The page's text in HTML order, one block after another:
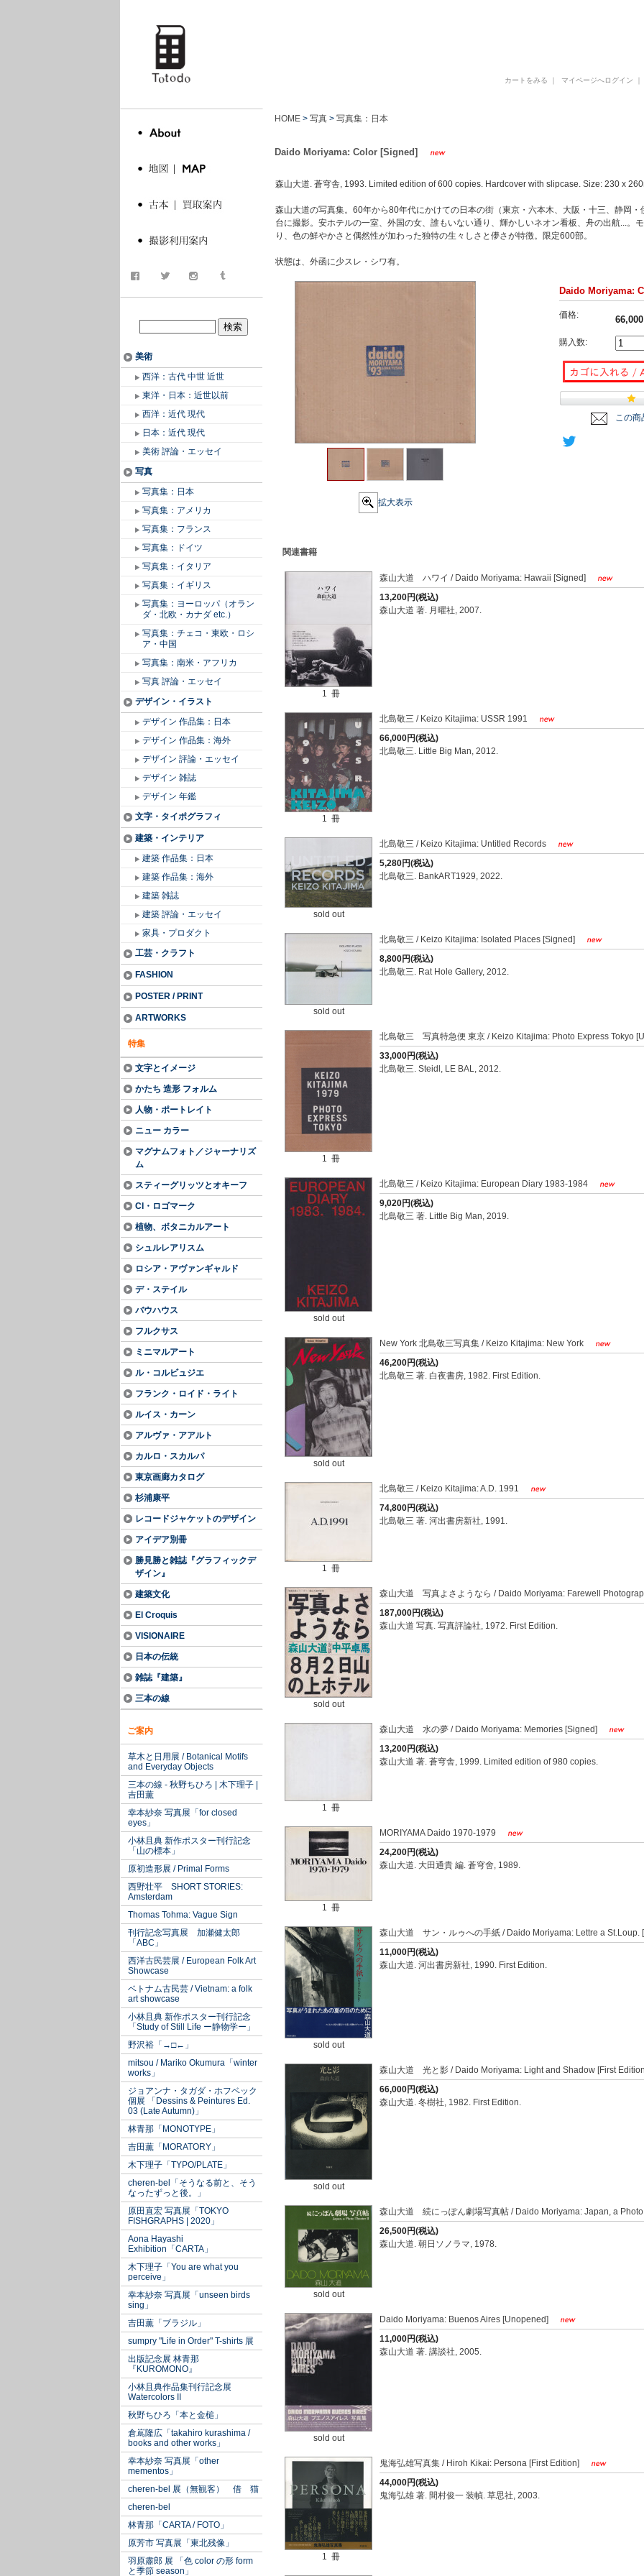
カートをみる マイページへログイン
美術
西洋：古代 中世 近世
東洋・日本：近世以前
西洋：近代 現代
日本：近代 現代
美術 評論・エッセイ
写真
写真集：日本
写真集：アメリカ
写真集：フランス
写真集：ドイツ
写真集：イタリア
写真集：イギリス
写真集：ヨーロッパ（オラン
ダ・北欧・カナダ etc.）
写真集：チェコ・東欧・ロシ
ア・中国
写真集：南米・アフリカ
写真 評論・エッセイ
デザイン・イラスト
デザイン 作品集：日本
デザイン 作品集：海外
デザイン 評論・エッセイ
デザイン 雑誌
デザイン 年鑑
文字・タイポグラフィ
建築・インテリア
建築 作品集：日本
建築 作品集：海外
建築 雑誌
建築 評論・エッセイ
家具・プロダクト
工芸・クラフト
FASHION
POSTER / PRINT
ARTWORKS
特集
文字とイメージ
かたち 造形 フォルム
人物・ポートレイト
ニュー カラー
マグナムフォト／ジャーナリズ
ム
スティーグリッツとオキーフ
CI・ロゴマーク
植物、ボタニカルアート
シュルレアリスム
ロシア・アヴァンギャルド
デ・ステイル
バウハウス
フルクサス
ミニマルアート
ル・コルビュジエ
フランク・ロイド・ライト
ルイス・カーン
アルヴァ・アアルト
カルロ・スカルパ
東京画廊カタログ
杉浦康平
レコードジャケットのデザイン
アイデア別冊
勝見勝と雑誌『グラフィックデ
ザイン』
建築文化
El Croquis
VISIONAIRE
日本の伝統
雑誌『建築』
三本の線
ご案内
草木と日用展 / Botanical Motifs
and Everyday Objects
三本の線 - 秋野ちひろ | 木下理子 |
吉田薫
幸本紗奈 写真展「for closed
eyes」
小林且典 新作ポスター刊行記念
「山の標本」
原初造形展 / Primal Forms
西野壮平 SHORT STORIES:
Amsterdam
Thomas Tohma: Vague Sign
刊行記念写真展 加瀬健太郎
「ABC」
西洋古民芸展 / European Folk Art
Showcase
ベトナム古民芸 / Vietnam: a folk
art showcase
小林且典 新作ポスター刊行記念
「Study of Still Life ー静物学ー」
野沢裕「→□←」
mitsou / Mariko Okumura「winter
works」
ジョアンナ・タガダ・ホフベック
個展 「Dessins & Peintures Ed.
03 (Late Autumn)」
林青那「MONOTYPE」
吉田薫「MORATORY」
木下理子「TYPO/PLATE」
cheren-bel「そうなる前と、そう
なったずっと後。」
原田直宏 写真展「TOKYO
FISHGRAPHS | 2020」
Aona Hayashi
Exhibition「CARTA」
木下理子「You are what you
perceive」
幸本紗奈 写真展「unseen birds
sing」
吉田薫「ブラジル」
sumpry "Life in Order" T-shirts 展
出版記念展 林青那
『KUROMONO』
小林且典作品集刊行記念展
Watercolors II
秋野ちひろ「本と金槌」
倉嶌隆広「takahiro kurashima /
books and other works」
幸本紗奈 写真展「other
mementos」
cheren-bel 展（無観客） 借 猫
cheren-bel
林青那「CARTA / FOTO」
原芳市 写真展「東北残像」
羽原肅郎 展 「色 color の形 form
と季節 season」
HOME > 写真 > 写真集：日本
Daido Moriyama: Color [Signed]
森山大道. 蒼穹舎, 1993. Limited edition of 600 copies. Hardcover with slipcase. Size: 230 x
森山大道の写真集。60年から80年代にかけての日本の街（東京・六本木、大阪・十三、静岡
台に撮影。安ホテルの一室、外国の女、誰もいない通り、輝かしいネオン看板、舟の出航...。
り、色の鮮やかさと偶然性が加わった独特の生々しさと儚さが特徴。限定600部。
状態は、外函に少スレ・シワ有。
拡大表示
Daido Moriyama:
価格:
購入数:
この商
関連書籍
1 冊
森山大道 ハワイ / Daido Moriyama: Hawaii [Signed]
13,200円(税込)
森山大道 著. 月曜社, 2007.
1 冊
北島敬三 / Keizo Kitajima: USSR 1991
66,000円(税込)
北島敬三. Little Big Man, 2012.
sold out
北島敬三 / Keizo Kitajima: Untitled Records
5,280円(税込)
北島敬三. BankART1929, 2022.
sold out
北島敬三 / Keizo Kitajima: Isolated Places [Signed]
8,800円(税込)
北島敬三. Rat Hole Gallery, 2012.
1 冊
北島敬三 写真特急便 東京 / Keizo Kitajima: Photo Express Tokyo
33,000円(税込)
北島敬三. Steidl, LE BAL, 2012.
sold out
北島敬三 / Keizo Kitajima: European Diary 1983-1984
9,020円(税込)
北島敬三 著. Little Big Man, 2019.
sold out
New York 北島敬三写真集 / Keizo Kitajima: New York
46,200円(税込)
北島敬三 著. 白夜書房, 1982. First Edition.
1 冊
北島敬三 / Keizo Kitajima: A.D. 1991
74,800円(税込)
北島敬三 著. 河出書房新社, 1991.
sold out
森山大道 写真よさようなら / Daido Moriyama: Farewell
187,000円(税込)
森山大道 写真. 写真評論社, 1972. First Edition.
1 冊
森山大道 水の夢 / Daido Moriyama: Memories [Signed]
13,200円(税込)
森山大道 著. 蒼穹舎, 1999. Limited edition of 980 copies.
1 冊
MORIYAMA Daido 1970-1979
24,200円(税込)
森山大道. 大田通貴 編. 蒼穹舍, 1989.
sold out
森山大道 サン・ルゥへの手紙 / Daido Moriyama: Lettre a St.Loup.
11,000円(税込)
森山大道. 河出書房新社, 1990. First Edition.
sold out
森山大道 光と影 / Daido Moriyama: Light and Shadow [First
66,000円(税込)
森山大道. 冬樹社, 1982. First Edition.
sold out
森山大道 続にっぽん劇場写真帖 / Daido Moriyama: Japan, a Photo
26,500円(税込)
森山大道. 朝日ソノラマ, 1978.
sold out
Daido Moriyama: Buenos Aires [Unopened]
11,000円(税込)
森山大道 著. 講談社, 2005.
1 冊
鬼海弘雄写真集 / Hiroh Kikai: Persona [First Edition]
44,000円(税込)
鬼海弘雄 著. 間村俊一 装幀. 草思社, 2003.